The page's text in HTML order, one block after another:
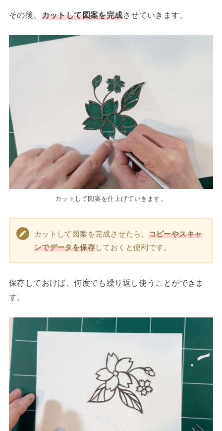
その後、 カットして図案を完成させていきます。
カットして図案を仕上げていきます。
カットして図案を完成させたら、 コピーやスキャ
ンでデータを保存しておくと便利です。
保存しておけば、何度でも繰り返し使うことができま
す。